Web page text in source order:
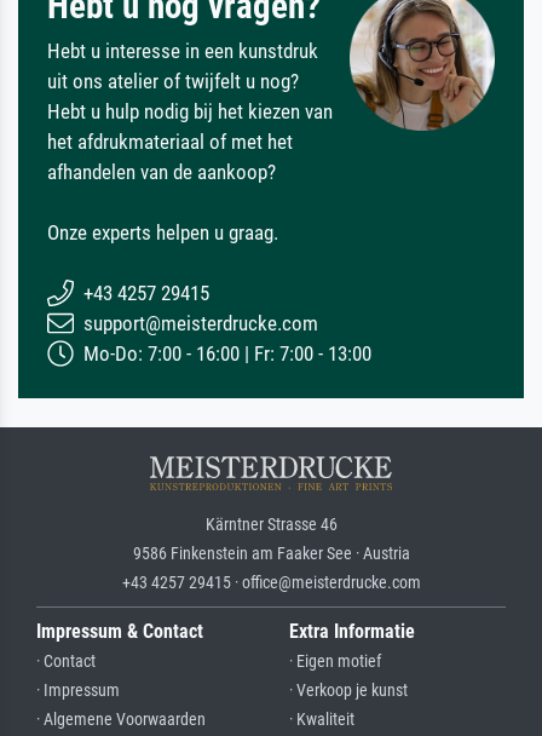
Hebt u interesse in een kunstdruk
uit ons atelier of twijfelt u nog?
Hebt u hulp nodig bij het kiezen van
het afdrukmateriaal of met het
afhandelen van de aankoop?
Onze experts helpen u graag.
+43 4257 29415
support@meisterdrucke.com
Mo-Do: 7:00 - 16:00 | Fr: 7:00 - 13:00
Kärntner Strasse 46
9586 Finkenstein am Faaker See · Austria
+43 4257 29415 · office@meisterdrucke.com
Impressum & Contact
· Contact
· Impressum
· Algemene Voorwaarden
Extra Informatie
· Eigen motief
· Verkoop je kunst
· Kwaliteit